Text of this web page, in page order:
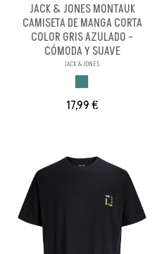
JACK & JONES MONTAUK
CAMISETA DE MANGA CORTA
COLOR GRIS AZULADO -
CÓMODA Y SUAVE
JACK & JONES
17,99 €